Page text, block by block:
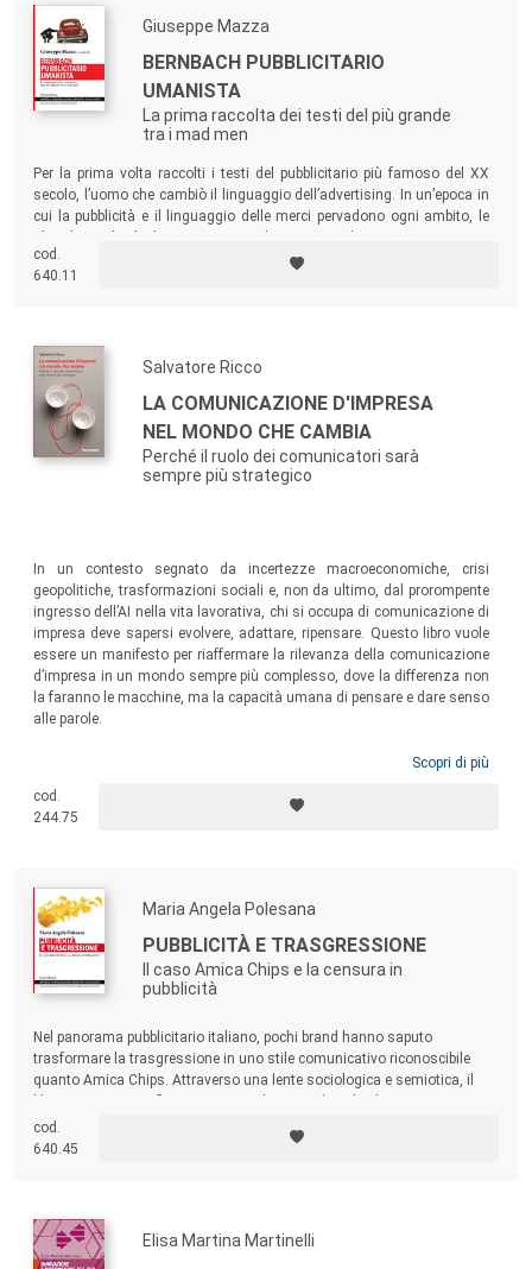
Giuseppe Mazza
BERNBACH PUBBLICITARIO
UMANISTA
La prima raccolta dei testi del più grande
tra i mad men
Per la prima volta raccolti i testi del pubblicitario più famoso del XX
secolo, l’uomo che cambiò il linguaggio dell’advertising. In un’epoca in
cui la pubblicità e il linguaggio delle merci pervadono ogni ambito, le
pubblicitari, ma anche un testo sulla modernità e sulla democrazia.
cod.
640.11
Salvatore Ricco
LA COMUNICAZIONE D'IMPRESA
NEL MONDO CHE CAMBIA
Perché il ruolo dei comunicatori sarà
sempre più strategico
In un contesto segnato da incertezze macroeconomiche, crisi
geopolitiche, trasformazioni sociali e, non da ultimo, dal prorompente
ingresso dell’AI nella vita lavorativa, chi si occupa di comunicazione di
impresa deve sapersi evolvere, adattare, ripensare. Questo libro vuole
essere un manifesto per riaffermare la rilevanza della comunicazione
d’impresa in un mondo sempre più complesso, dove la differenza non
la faranno le macchine, ma la capacità umana di pensare e dare senso
alle parole.
Scopri di più
cod.
244.75
Maria Angela Polesana
PUBBLICITÀ E TRASGRESSIONE
Il caso Amica Chips e la censura in
pubblicità
Nel panorama pubblicitario italiano, pochi brand hanno saputo
trasformare la trasgressione in uno stile comunicativo riconoscibile
quanto Amica Chips. Attraverso una lente sociologica e semiotica, il
della trasgressione, sul concetto di coerenza di marca e sul potere
culturale della pubblicità nel plasmare, e contestare, l’immaginario
cod.
640.45
Elisa Martina Martinelli